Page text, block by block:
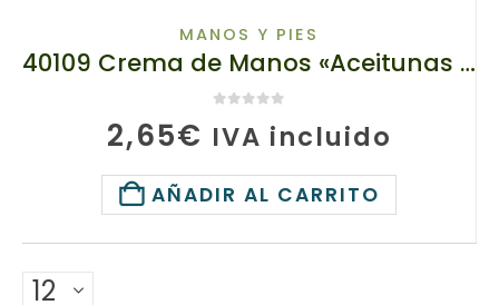
MANOS Y PIES
40109 Crema de Manos «Aceitunas del Sol», TianDe, 80g
2,65€ IVA incluido
AÑADIR AL CARRITO